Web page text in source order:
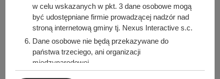
Sprawdź także
Śledź nas na
w celu wskazanych w pkt. 3 dane osobowe mogą
być udostępniane firmie prowadzącej nadzór nad
stroną internetową gminy tj. Nexus Interactive s.c.
Dane osobowe nie będą przekazywane do
państwa trzeciego, ani organizacji
międzynarodowej.